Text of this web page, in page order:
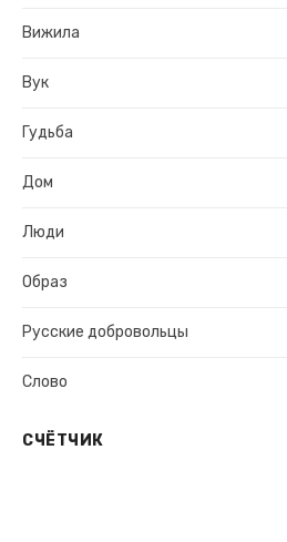
Вижила
Вук
Гудьба
Дом
Люди
Образ
Русские добровольцы
Слово
СЧЁТЧИК